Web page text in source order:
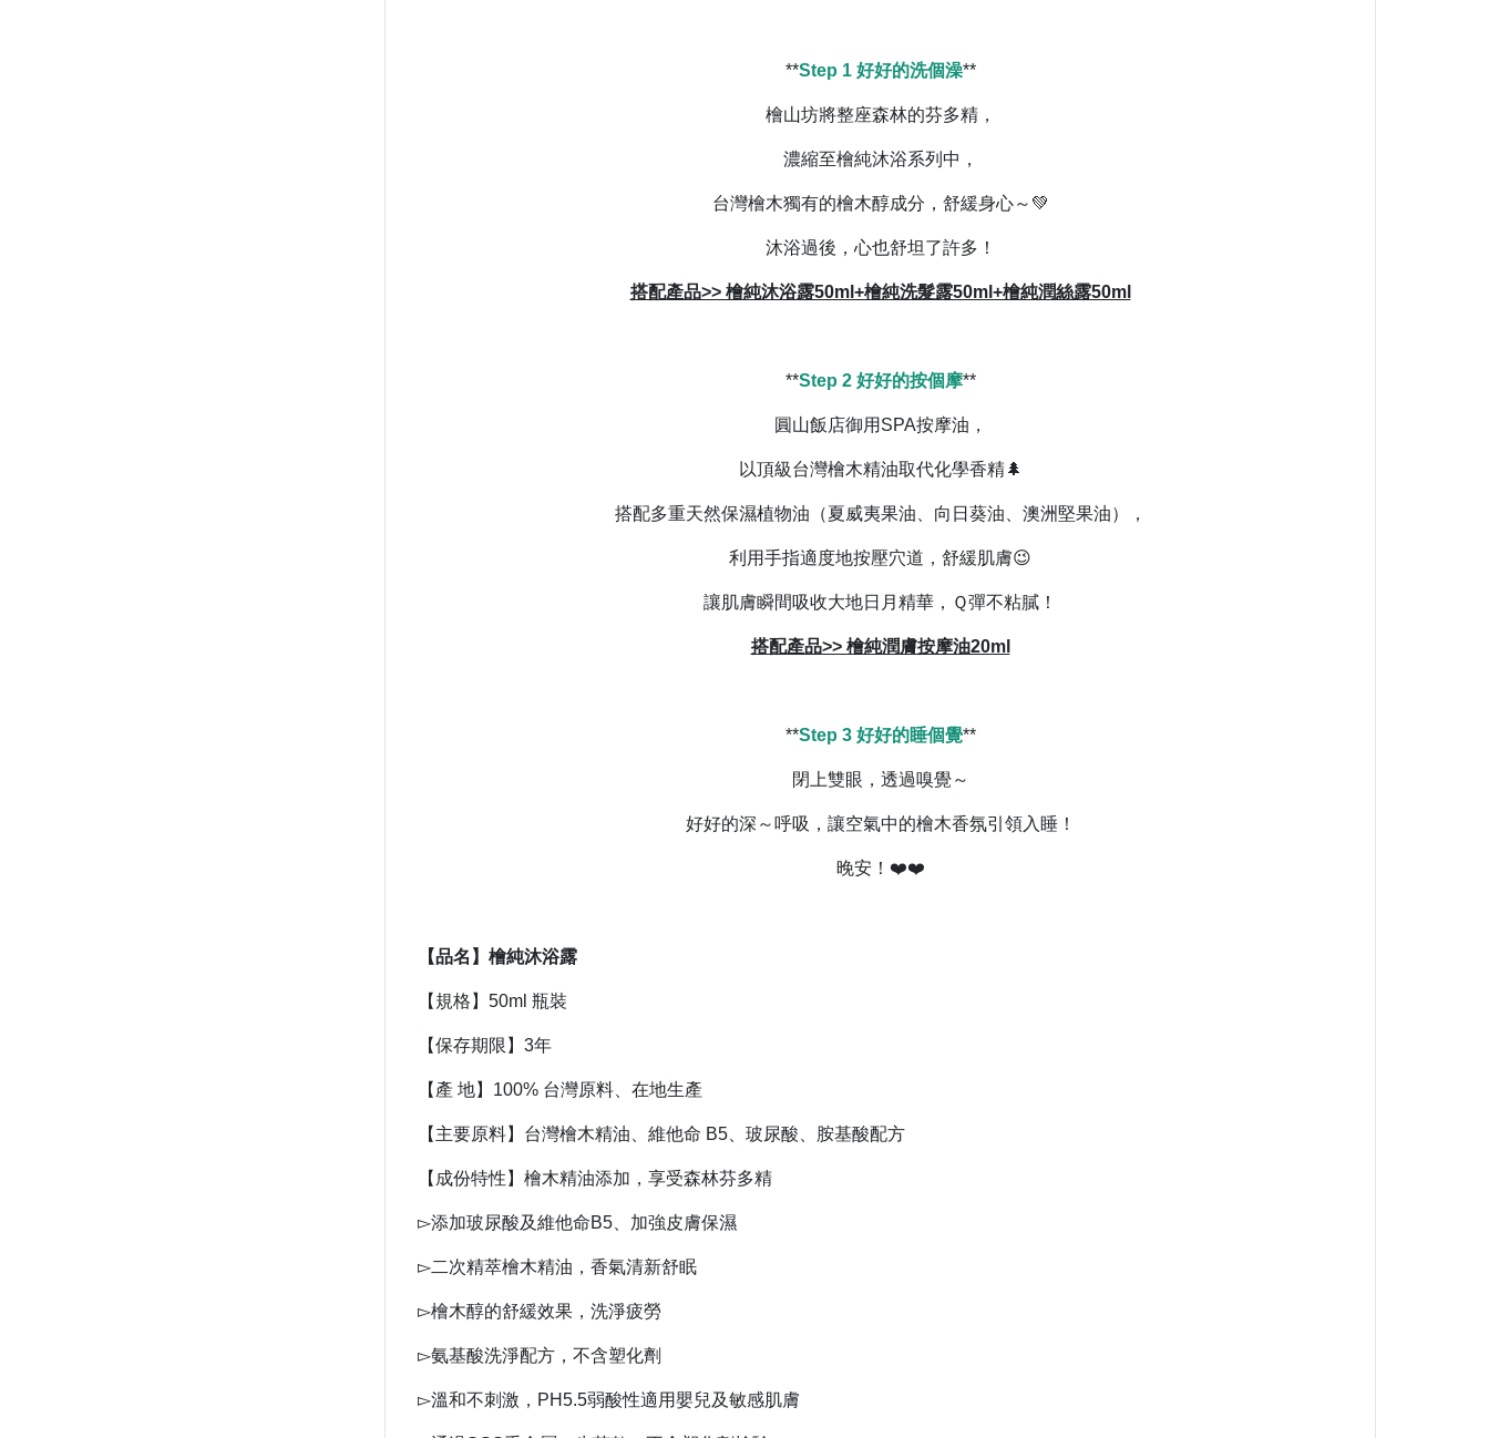
**Step 1 好好的洗個澡**
檜山坊將整座森林的芬多精，
濃縮至檜純沐浴系列中，
台灣檜木獨有的檜木醇成分，舒緩身心～💚
沐浴過後，心也舒坦了許多！
搭配產品>> 檜純沐浴露50ml+檜純洗髮露50ml+檜純潤絲露50ml
**Step 2 好好的按個摩**
圓山飯店御用SPA按摩油，
以頂級台灣檜木精油取代化學香精🌲
搭配多重天然保濕植物油（夏威夷果油、向日葵油、澳洲堅果油），
利用手指適度地按壓穴道，舒緩肌膚😉
讓肌膚瞬間吸收大地日月精華，Ｑ彈不粘膩！
搭配產品>> 檜純潤膚按摩油20ml
**Step 3 好好的睡個覺**
閉上雙眼，透過嗅覺～
好好的深～呼吸，讓空氣中的檜木香氛引領入睡！
晚安！❤️❤️
【品名】檜純沐浴露
【規格】50ml 瓶裝
【保存期限】3年
【產 地】100% 台灣原料、在地生產
【主要原料】台灣檜木精油、維他命 B5、玻尿酸、胺基酸配方
【成份特性】檜木精油添加，享受森林芬多精
▻添加玻尿酸及維他命B5、加強皮膚保濕
▻二次精萃檜木精油，香氣清新舒眠
▻檜木醇的舒緩效果，洗淨疲勞
▻氨基酸洗淨配方，不含塑化劑
▻溫和不刺激，PH5.5弱酸性適用嬰兒及敏感肌膚